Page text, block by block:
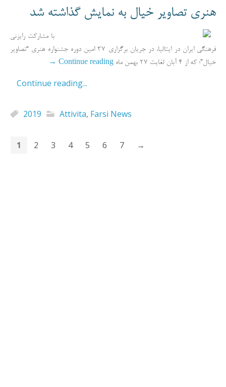
هنری تصاویر خیال به نمایش گذاشته شد
با مشارکت رایزنی
فرهنگی ایران در ایتالیا، در جریان برگزاری 37 امین دوره جشنواره هنری “تصاویر
خیال”؛ که از 4 آبان لغایت 27 بهمن ماه
Continue reading
→
Continue reading...
2019 Attivita, Farsi News
1 2 3 4 5 6 7 →